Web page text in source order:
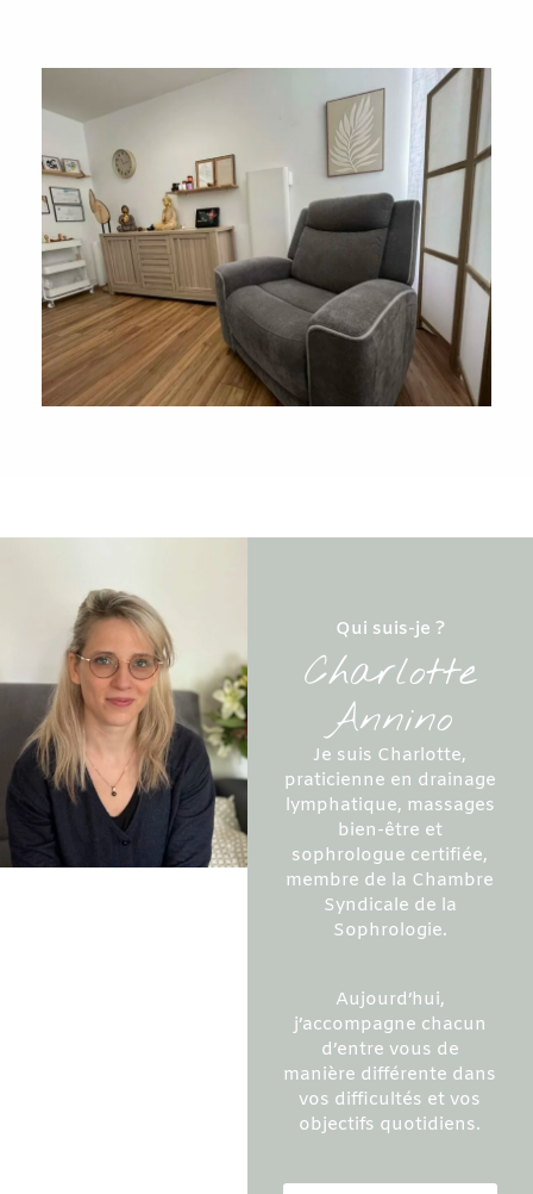
Qui suis-je ?
Charlotte
Annino
Je suis Charlotte,
praticienne en drainage
lymphatique, massages
bien-être et
sophrologue certifiée,
membre de la Chambre
Syndicale de la
Sophrologie.
Aujourd’hui,
j’accompagne chacun
d’entre vous de
manière différente dans
vos difficultés et vos
objectifs quotidiens.